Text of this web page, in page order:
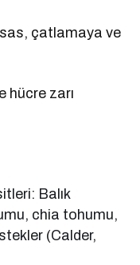
çatlamaya ve
hücre zarı
Balık
chia tohumu,
(Calder,